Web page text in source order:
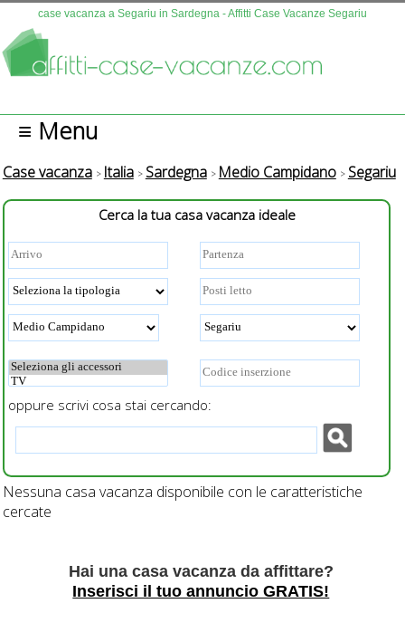
case vacanza a Segariu in Sardegna - Affitti Case Vacanze Segariu
Questo sito fa uso di cookies. Continuando la navigazione se
≡ Menu
Case vacanza Italia Sardegna Medio Campidano Segariu
Cerca la tua casa vacanza ideale
oppure scrivi cosa stai cercando:
Nessuna casa vacanza disponibile con le caratteristiche
cercate
Hai una casa vacanza da affittare?
Inserisci il tuo annuncio GRATIS!